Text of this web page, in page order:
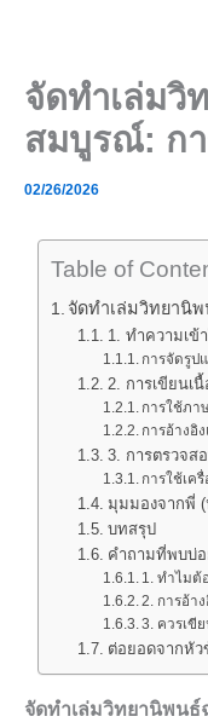
จัดทำเล่มวิ
สมบูรณ์: ก
02/26/2026
Table of
จัดทำเล่มวิทยานิ
1. ทำความเข้
การจัดรูป
2. การเขียนเ
การใช้ภา
การอ้างอิ
3. การตรวจส
การใช้เค
มุมมองจากพี่ (
บทสรุป
คำถามที่พบบ่
1. ทำไมต้
2. การอ้า
3. ควรเขี
ต่อยอดจากหั
จัดทำเล่มวิทยานิพน